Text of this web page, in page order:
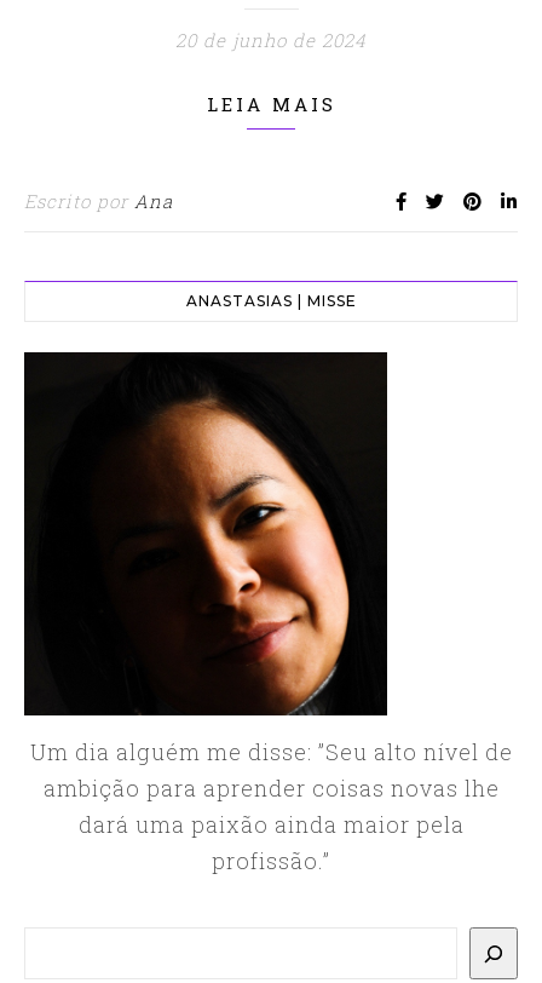
20 de junho de 2024
LEIA MAIS
Escrito por Ana
ANASTASIAS | MISSE
Um dia alguém me disse: ”Seu alto nível de
ambição para aprender coisas novas lhe
dará uma paixão ainda maior pela
profissão.”